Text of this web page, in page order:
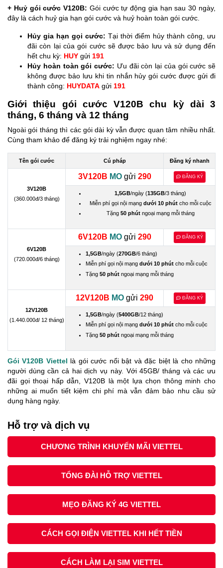
+ Huỷ gói cước V120B: Gói cước tự động gia hạn sau 30 ngày,
đây là cách huỷ gia hạn gói cước và huỷ hoàn toàn gói cước.
Hủy gia hạn gọi cước: Tại thời điểm hủy thành công, ưu
đãi còn lại của gói cước sẽ được bảo lưu và sử dụng đến
hết chu kỳ: HUY gửi 191
Hủy hoàn toàn gói cước: Ưu đãi còn lại của gói cước sẽ
không được bảo lưu khi tin nhắn hủy gói cước được gửi đi
thành công: HUYDATA gửi 191
Giới thiệu gói cước V120B chu kỳ dài 3
tháng, 6 tháng và 12 tháng
Ngoài gói tháng thì các gói dài kỳ vẫn được quan tâm nhiều nhất.
Cùng tham khảo để đăng ký trải nghiệm ngay nhé:
Tên gói cước Cú pháp Đăng ký nhanh
3V120B
(360.000đ/3 tháng)
3V120B MOgửi 290 ĐĂNG KÝ
1,5GB/ngày (135GB/3 tháng)
Miễn phí gọi nội mạng dưới 10 phútcho mỗi cuộc
Tặng 50 phútngoại mạng mỗi tháng
6V120B
(720.000đ/6 tháng)
6V120B MOgửi 290 ĐĂNG KÝ
1,5GB/ngày (270GB/6 tháng)
Miễn phí gọi nội mạng dưới 10 phút cho mỗi cuộc
Tặng 50 phút ngoại mạng mỗi tháng
12V120B
(1.440.000đ/ 12 tháng)
12V120B MO gửi 290 ĐĂNG KÝ
1,5GB/ngày (5400GB/12 tháng)
Miễn phí gọi nội mạng dưới 10 phút cho mỗi cuộc
Tặng 50 phút ngoại mạng mỗi tháng
Gói V120B Viettel là gói cước nổi bật và đặc biệt là cho những
người dùng cần cả hai dịch vụ này. Với 45GB/ tháng và các ưu
đãi gọi thoại hấp dẫn, V120B là một lựa chọn thông minh cho
những ai muốn tiết kiệm chi phí mà vẫn đảm bảo nhu cầu sử
dụng hàng ngày.
Hỗ trợ và dịch vụ
CHƯƠNG TRÌNH KHUYẾN MÃI VIETTEL
TỔNG ĐÀI HỖ TRỢ VIETTEL
MẸO ĐĂNG KÝ 4G VIETTEL
CÁCH GỌI ĐIỆN VIETTEL KHI HẾT TIỀN
CÁCH LÀM LẠI SIM VIETTEL